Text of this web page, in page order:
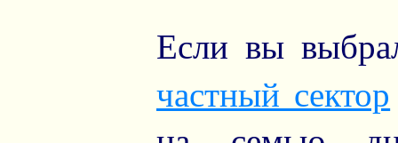
Если вы
частный сектор